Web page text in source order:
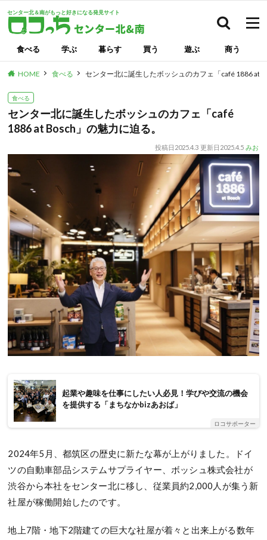
センター北＆南がもっと好きになる発見サイト
食べる 学ぶ 暮らす 買う 遊ぶ 商う
HOME 食べる センター北に誕生したボッシュのカフェ「café 1886 at
食べる
センター北に誕生したボッシュのカフェ「café
1886 at Bosch」の魅力に迫る。
投稿日 2025.4.3 更新日 2025.4.5 みお
起業や趣味を仕事にしたい人必見！学びや交流の機会
を提供する「まちなかbizあおば」
ロコサポーター
2024年5月、都筑区の歴史に新たな幕が上がりました。ドイ
ツの自動車部品システムサプライヤー、ボッシュ株式会社が
渋谷から本社をセンター北に移し、従業員約2,000人が集う新
社屋が稼働開始したのです。
地上7階・地下2階建ての巨大な社屋が着々と出来上がる数年